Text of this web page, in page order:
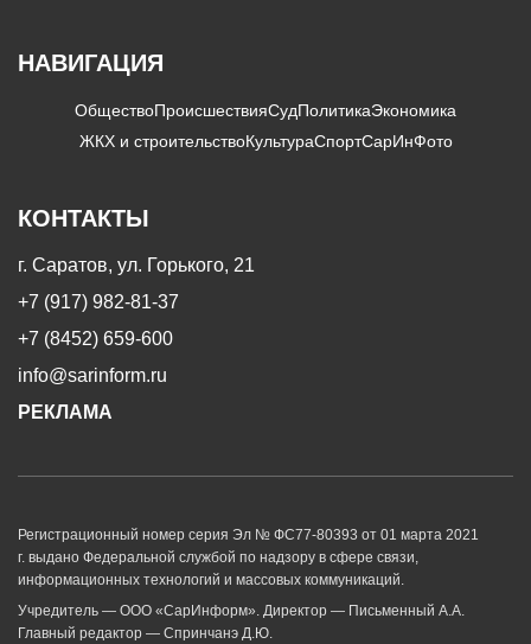
НАВИГАЦИЯ
ОбществоПроисшествияСудПолитикаЭкономика
ЖКХ и строительствоКультураСпортСарИнФото
КОНТАКТЫ
г. Саратов, ул. Горького, 21
+7 (917) 982-81-37
+7 (8452) 659-600
info@sarinform.ru
РЕКЛАМА
Регистрационный номер серия Эл № ФС77-80393 от 01 марта 2021
г. выдано Федеральной службой по надзору в сфере связи,
информационных технологий и массовых коммуникаций.
Учредитель — ООО «СарИнформ». Директор — Письменный А.А.
Главный редактор — Спринчанэ Д.Ю.